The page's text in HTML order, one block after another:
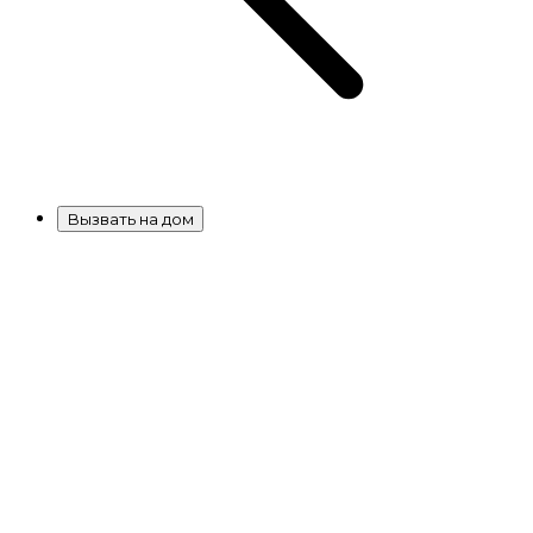
Вызвать на дом